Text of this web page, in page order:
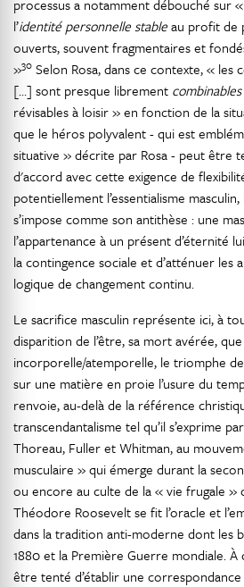
processus a notamment débouché sur
l’identité personnelle stableau profit de
ouverts, souvent fragmentaires et
»30 Selon Rosa, dans ce contexte, « les
[…] sont presque librement combinables
révisables à loisir » en fonction de la
que le héros polyvalent - qui est
situative » décrite par Rosa - peut être
d'accord avec cette exigence de
potentiellement l’essentialisme
s’impose comme son antithèse : une
l’appartenance à un présent d’éternité
la contingence sociale et d’atténuer les
logique de changement continu.
Le sacrifice masculin représente ici, à
disparition de l’être, sa mort avérée,
incorporelle/atemporelle, le triomphe
sur une matière en proie l’usure du
renvoie, au-delà de la référence
transcendantalisme tel qu’il s’exprime
Thoreau, Fuller et Whitman, au
musculaire » qui émerge durant la
ou encore au culte de la « vie frugale »
Théodore Roosevelt se fit l’oracle et
dans la tradition anti-moderne dont les
1880 et la Première Guerre mondiale.
être tenté d’établir une